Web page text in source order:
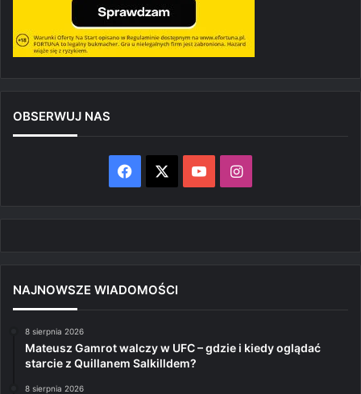
OBSERWUJ NAS
Facebook YouTubeInstagram
NAJNOWSZE WIADOMOŚCI
8 sierpnia 2026
Mateusz Gamrot walczy w UFC – gdzie i kiedy oglądać
starcie z Quillanem Salkilldem?
8 sierpnia 2026